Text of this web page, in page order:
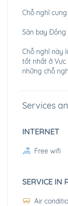
Chỗ nghỉ
Sân bay Đồng
Chỗ nghỉ này
tốt nhất ở Vực
những chỗ
Services
INTERNET
Free wifi
SERVICE IN
Air